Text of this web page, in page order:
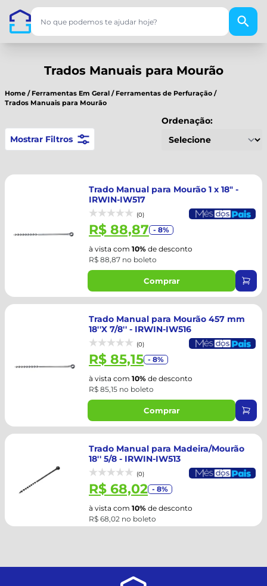
Trados Manuais para Mourão
Home / Ferramentas Em Geral / Ferramentas de Perfuração /
Trados Manuais para Mourão
Mostrar Filtros
Ordenação:
Trado Manual para Mourão 1 x 18" -
IRWIN-IW517
(0)
R$ 88,87 - 8%
à vista com 10% de desconto
R$ 88,87 no boleto
Comprar
Trado Manual para Mourão 457 mm
18''X 7/8'' - IRWIN-IW516
(0)
R$ 85,15 - 8%
à vista com 10% de desconto
R$ 85,15 no boleto
Comprar
Trado Manual para Madeira/Mourão
18'' 5/8 - IRWIN-IW513
(0)
R$ 68,02 - 8%
à vista com 10% de desconto
R$ 68,02 no boleto